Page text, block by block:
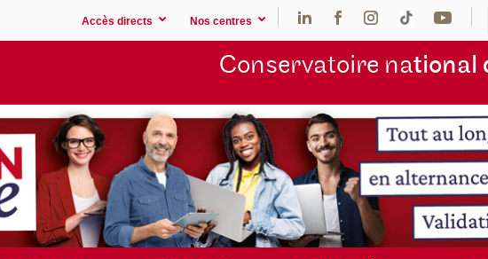
Accès directs Nos centres
Conservatoire national